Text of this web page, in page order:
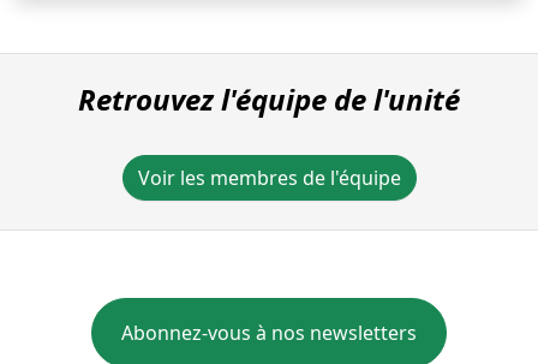
Retrouvez l'équipe de l'unité
Voir les membres de l'équipe
Abonnez-vous à nos newsletters